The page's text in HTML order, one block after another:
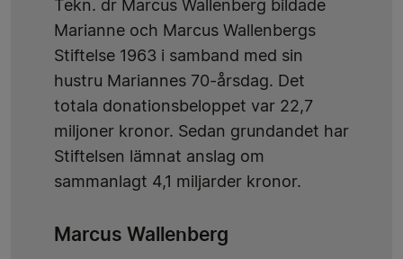
Tekn. dr Marcus Wallenberg bildade
Marianne och Marcus Wallenbergs
Stiftelse 1963 i samband med sin
hustru Mariannes 70-årsdag. Det
totala donationsbeloppet var 22,7
miljoner kronor. Sedan grundandet har
Stiftelsen lämnat anslag om
sammanlagt 4,1 miljarder kronor.
Marcus Wallenberg